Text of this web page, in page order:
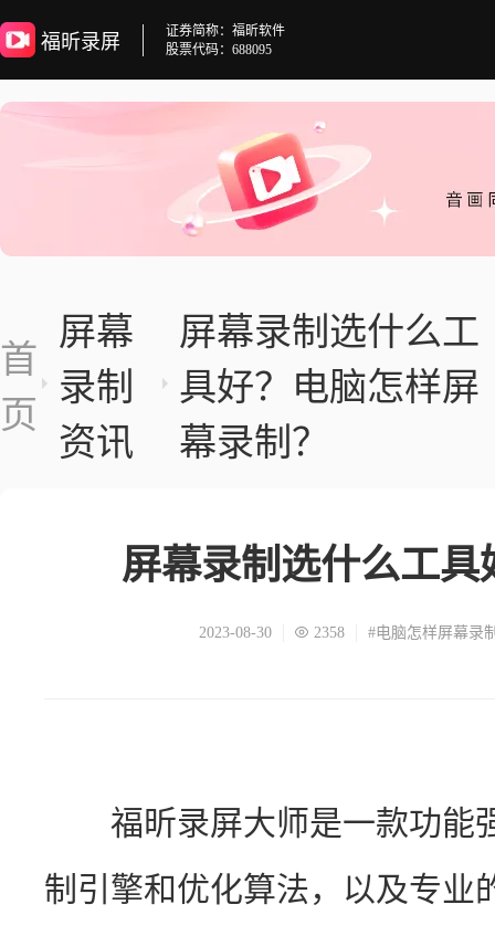
福昕录屏
证券简称：福昕软件
股票代码：688095
首
页
屏幕
录制
资讯
屏幕录制选什么工
具好？电脑怎样屏
幕录制？
屏幕录制选什么工
2023-08-30 2358 #电脑怎样屏幕录
福昕录屏大师是一款功能
制引擎和优化算法，以及专业